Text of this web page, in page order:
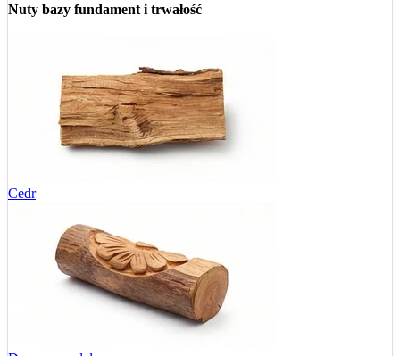
Nuty bazy fundament i trwałość
Cedr